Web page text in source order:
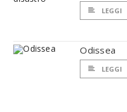
LEGGI
Odissea
LEGGI